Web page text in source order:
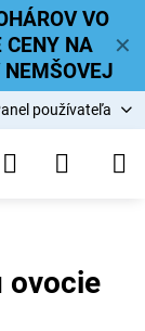
✕
VO
CENY NA
NEMŠOVEJ
používateľa
ovocie